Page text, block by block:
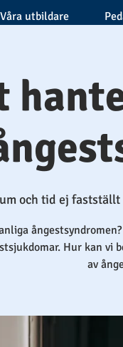
Våra utbildare
och tid ej fastställt
Hur kan vi
av